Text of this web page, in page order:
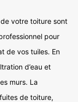
votre toiture sont
pour
de vos tuiles. En
d’eau et
murs. La
de toiture,